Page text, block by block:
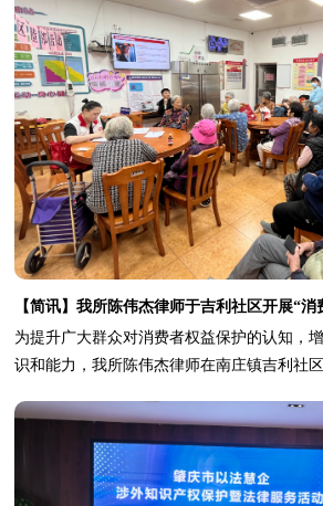
区法律明白人、社区干部及群众代表踊跃参与。 白人专题讲
区法律明白人、社区干部及群众代表踊跃参
为提升广大群众对消费者权益保护的认知，
识和能力，我所陈伟杰律师在南庄镇吉利社